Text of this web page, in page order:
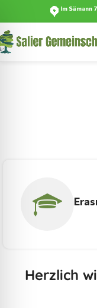
Im Sämann
Herzlich